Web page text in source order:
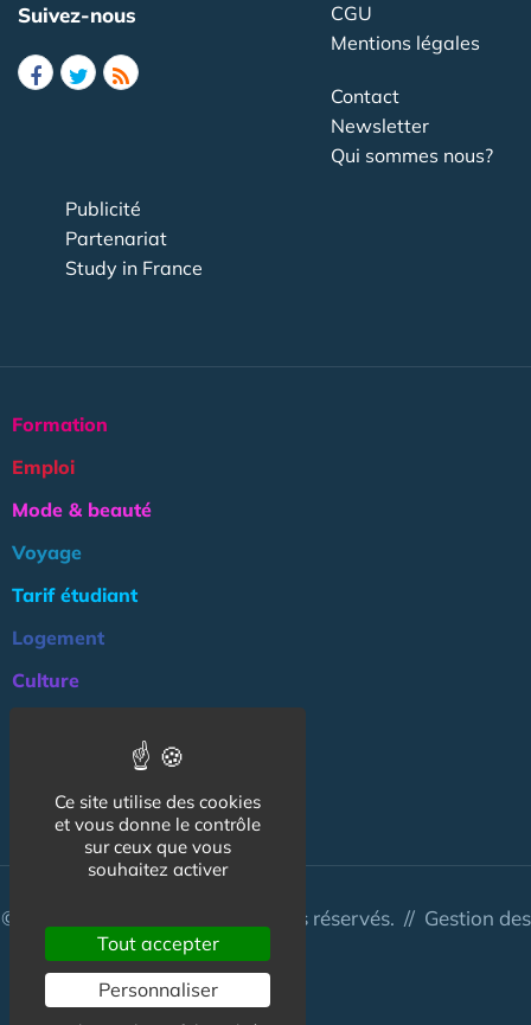
Suivez-nous
CGU
Mentions légales
Contact
Newsletter
Qui sommes nous?
Publicité
Partenariat
Study in France
Formation
Emploi
Mode & beauté
Voyage
Tarif étudiant
Logement
Culture
NOS AUTRES SITES :
© CapCampus 2026 - Tous droits réservés. // Gestion des
Ce site utilise des cookies
et vous donne le contrôle
sur ceux que vous
souhaitez activer
Tout accepter
Personnaliser